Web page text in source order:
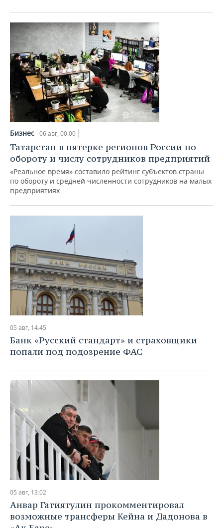
Бизнес 06 авг, 00:00
Татарстан в пятерке регионов России по
обороту и числу сотрудников предприятий
«Реальное время» составило рейтинг субъектов страны
по обороту и средней численности сотрудников на малых
предприятиях
05 авг, 14:45
Банк «Русский стандарт» и страховщики
попали под подозрение ФАС
05 авг, 13:02
Анвар Гатиятулин прокомментировал
возможные трансферы Кейна и Дадонова в